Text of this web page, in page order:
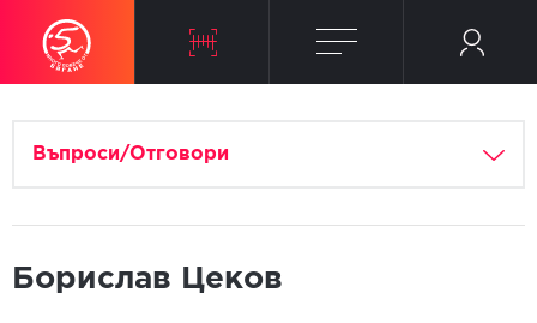
Въпроси/Отговори
Борислав Цеков